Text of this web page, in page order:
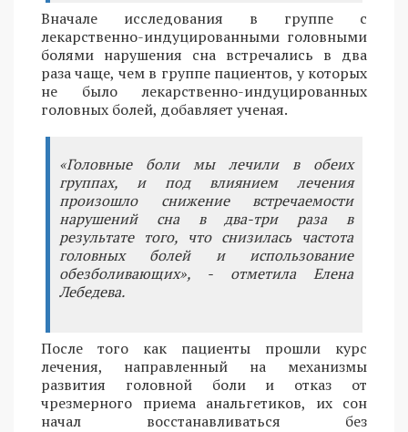
Вначале исследования в группе с
лекарственно-индуцированными головными
болями нарушения сна встречались в два
раза чаще, чем в группе пациентов, у которых
не было лекарственно-индуцированных
головных болей, добавляет ученая.
«Головные боли мы лечили в обеих
группах, и под влиянием лечения
произошло снижение встречаемости
нарушений сна в два-три раза в
результате того, что снизилась частота
головных болей и использование
обезболивающих», - отметила Елена
Лебедева.
После того как пациенты прошли курс
лечения, направленный на механизмы
развития головной боли и отказ от
чрезмерного приема анальгетиков, их сон
начал восстанавливаться без